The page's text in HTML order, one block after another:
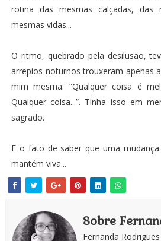
rotina das mesmas calçadas, das
mesmas vidas...
O ritmo, quebrado pela desilusão,
arrepios noturnos trouxeram apenas
mim mesma: “Qualquer coisa é
Qualquer coisa...”. Tinha isso em
sagrado.
E o fato de saber que uma
mantém viva...
Sobre
Fernanda